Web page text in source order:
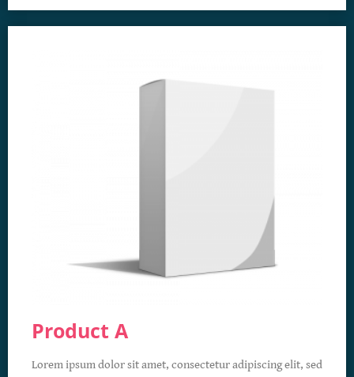
Product A
Lorem ipsum dolor sit amet, consectetur adipiscing elit, sed